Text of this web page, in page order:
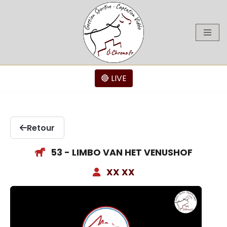
🔴 LIVE
Retour
53 - LIMBO VAN HET VENUSHOF
XX XX